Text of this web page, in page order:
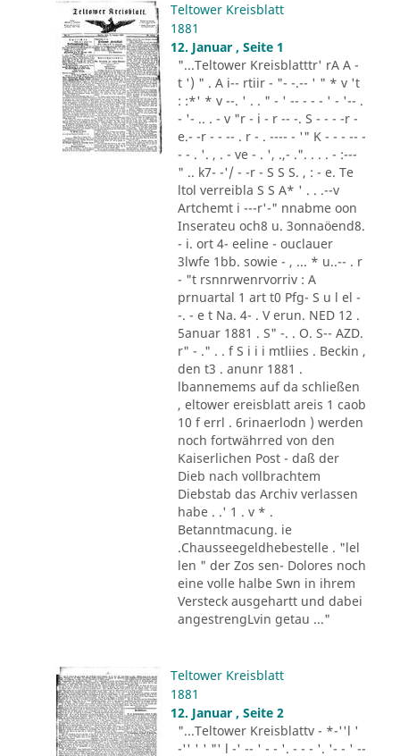
Teltower Kreisblatt
1881
12. Januar , Seite 1
"...Teltower Kreisblatttr' rA A -
t ') " . A i-- rtiir - "- -.-- ' " * v 't
: :*' * v --. ' . . " - ' -- - - - ' - '-- .
- '- .. . - v "r - i - r -- -. S - - - -r -
e.- -r - - -- . r - . ---- - '" K - - - -- -
- - . '. , . - ve - . ', .,- .". . . . - :---
" .. k7- -'/ - -r - S S S. , : - e. Te
ltol verreibla S S A* ' . . .--v
Artchemt i ---r'-" nnabme oon
Inserateu och8 u. 3onnaöend8.
- i. ort 4- eeline - ouclauer
3lwfe 1bb. sowie - , ... * u..-- . r
- "t rsnnrwenrvorriv : A
prnuartal 1 art t0 Pfg- S u l el -
-. - e t Na. 4- . V erun. NED 12 .
5anuar 1881 . S" -. . O. S-- AZD.
r" - ." . . f S i i i mtliies . Beckin ,
den t3 . anunr 1881 .
lbannemems auf da schließen
, eltower ereisblatt areis 1 caob
10 f errl . 6rinaerlodn ) werden
noch fortwährred von den
Kaiserlichen Post - daß der
Dieb nach vollbrachtem
Diebstab das Archiv verlassen
habe . .' 1 . v * .
Betanntmacung. ie
.Chausseegeldhebestelle . "lel
len " der Zos sen- Dolores noch
eine volle halbe Swn in ihrem
Versteck ausgehartt und dabei
angestrengLvin getau ..."
Teltower Kreisblatt
1881
12. Januar , Seite 2
"...Teltower Kreisblattv - *-''l '
-'' ' ' "' l -' -- ' - - '. - - - '. '- - ' --